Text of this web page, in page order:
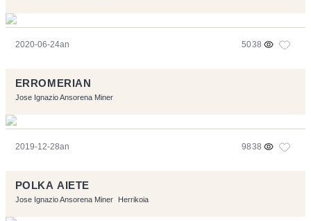
2020-06-24an 5038
ERROMERIAN
Jose Ignazio Ansorena Miner
2019-12-28an 9838
POLKA AIETE
Jose Ignazio Ansorena Miner Herrikoia